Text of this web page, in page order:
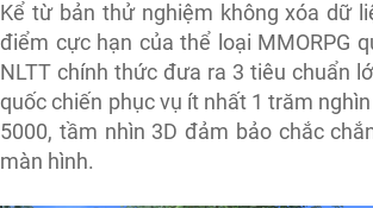
Kể từ bản thử nghiệm không xóa dữ
điểm cực hạn của thể loại MMORPG
NLTT chính thức đưa ra 3 tiêu chuẩn
quốc chiến phục vụ ít nhất 1 trăm
5000, tầm nhìn 3D đảm bảo chắc
màn hình.